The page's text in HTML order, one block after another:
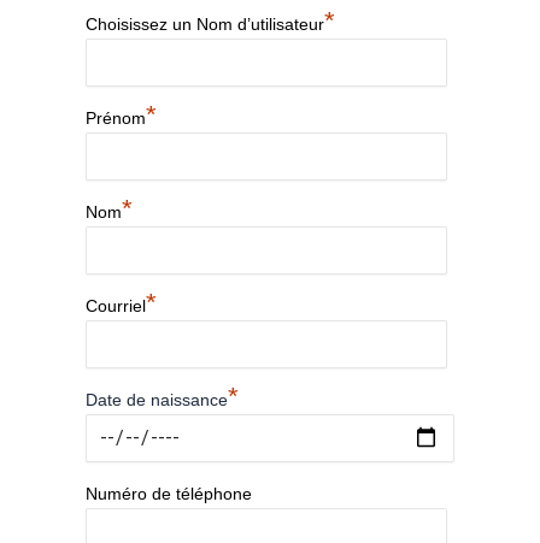
Choisissez un Nom d’utilisateur*
Prénom*
Nom*
Courriel*
Date de naissance*
Numéro de téléphone